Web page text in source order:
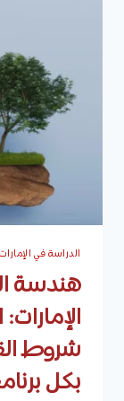
الرسوم،
الدراسة في الإمارات
هندسة
شروط
بكل